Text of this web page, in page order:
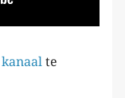
kanaal te